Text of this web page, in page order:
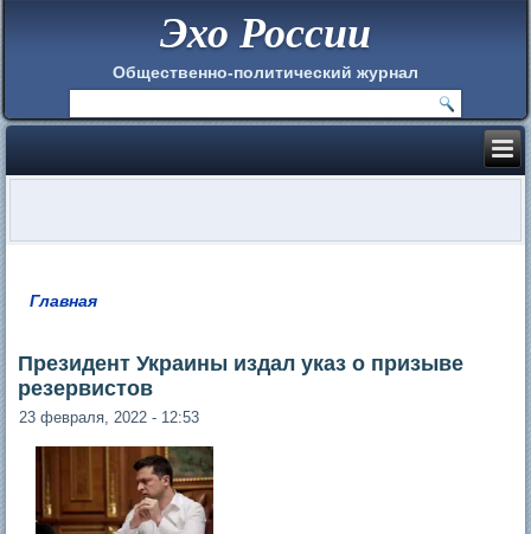
Эхо России
Общественно-политический журнал
Главная
Президент Украины издал указ о призыве
резервистов
23 февраля, 2022 - 12:53